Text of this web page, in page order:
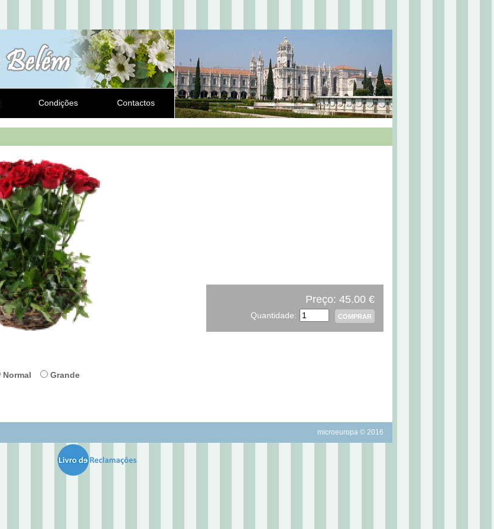
Condições Contactos
Preço: 45.00 €
Quantidade:
Normal Grande
microeuropa © 2016